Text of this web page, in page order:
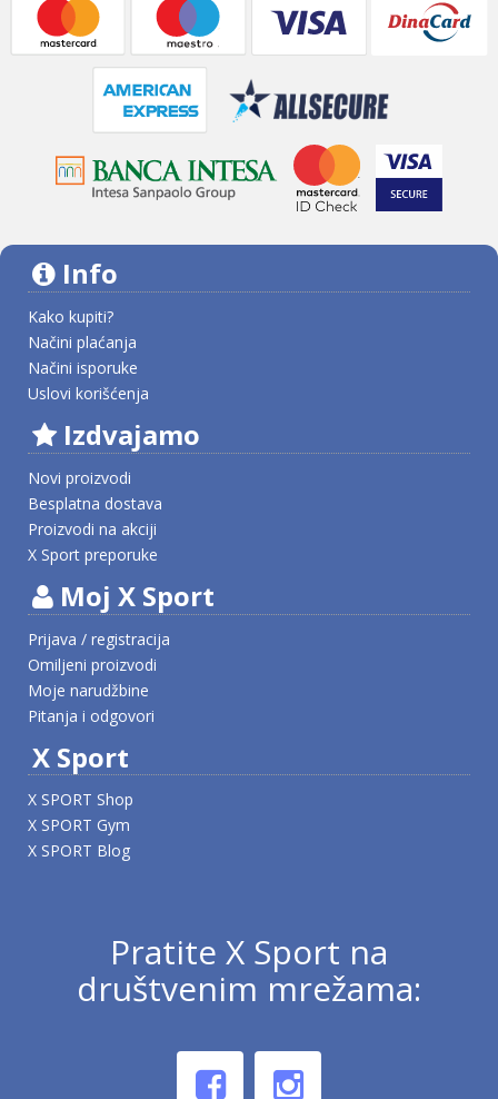
Info
Kako kupiti?
Načini plaćanja
Načini isporuke
Uslovi korišćenja
Izdvajamo
Novi proizvodi
Besplatna dostava
Proizvodi na akciji
X Sport preporuke
Moj X Sport
Prijava / registracija
Omiljeni proizvodi
Moje narudžbine
Pitanja i odgovori
X Sport
X SPORT Shop
X SPORT Gym
X SPORT Blog
Pratite X Sport na
društvenim mrežama: